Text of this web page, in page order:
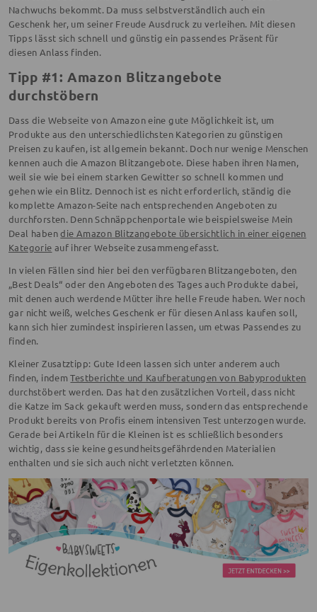
Nachwuchs bekommt. Da muss selbstverständlich auch ein
Geschenk her, um seiner Freude Ausdruck zu verleihen. Mit diesen
Tipps lässt sich schnell und günstig ein passendes Präsent für
diesen Anlass finden.
Tipp #1: Amazon Blitzangebote
durchstöbern
Dass die Webseite von Amazon eine gute Möglichkeit ist, um
Produkte aus den unterschiedlichsten Kategorien zu günstigen
Preisen zu kaufen, ist allgemein bekannt. Doch nur wenige Menschen
kennen auch die Amazon Blitzangebote. Diese haben ihren Namen,
weil sie wie bei einem starken Gewitter so schnell kommen und
gehen wie ein Blitz. Dennoch ist es nicht erforderlich, ständig die
komplette Amazon-Seite nach entsprechenden Angeboten zu
durchforsten. Denn Schnäppchenportale wie beispielsweise Mein
Deal habendie Amazon Blitzangebote übersichtlich in einer eigenen
Kategorie auf ihrer Webseite zusammengefasst.
In vielen Fällen sind hier bei den verfügbaren Blitzangeboten, den
„Best Deals“ oder den Angeboten des Tages auch Produkte dabei,
mit denen auch werdende Mütter ihre helle Freude haben. Wer noch
gar nicht weiß, welches Geschenk er für diesen Anlass kaufen soll,
kann sich hier zumindest inspirieren lassen, um etwas Passendes zu
finden.
Kleiner Zusatztipp: Gute Ideen lassen sich unter anderem auch
finden, indemTestberichte und Kaufberatungen von Babyprodukten
durchstöbert werden. Das hat den zusätzlichen Vorteil, dass nicht
die Katze im Sack gekauft werden muss, sondern das entsprechende
Produkt bereits von Profis einem intensiven Test unterzogen wurde.
Gerade bei Artikeln für die Kleinen ist es schließlich besonders
wichtig, dass sie keine gesundheitsgefährdenden Materialien
enthalten und sie sich auch nicht verletzten können.